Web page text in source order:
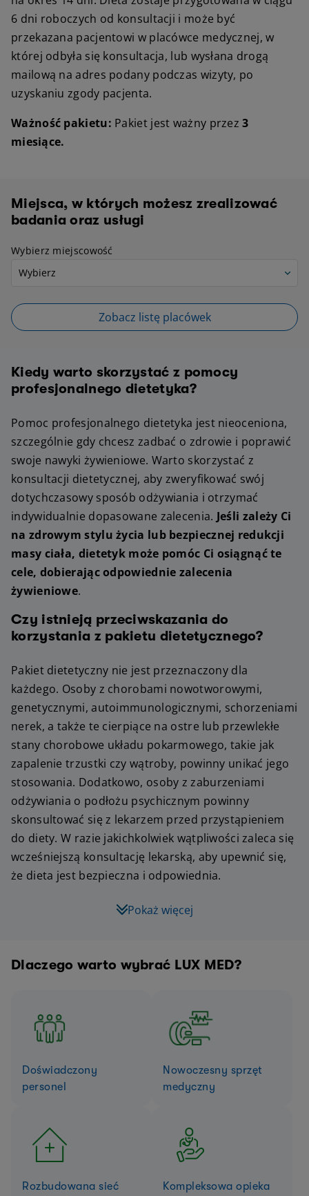
6 dni roboczych od konsultacji i może być
przekazana pacjentowi w placówce medycznej, w
której odbyła się konsultacja, lub wysłana drogą
mailową na adres podany podczas wizyty, po
uzyskaniu zgody pacjenta.
Ważność pakietu: Pakiet jest ważny przez3
miesiące.
Miejsca, w których możesz zrealizować
badania oraz usługi
Wybierz miejscowość
Zobacz listę placówek
Kiedy warto skorzystać z pomocy
profesjonalnego dietetyka?
Pomoc profesjonalnego dietetyka jest nieoceniona,
szczególnie gdy chcesz zadbać o zdrowie i poprawić
swoje nawyki żywieniowe. Warto skorzystać z
konsultacji dietetycznej, aby zweryfikować swój
dotychczasowy sposób odżywiania i otrzymać
indywidualnie dopasowane zalecenia. Jeśli zależy Ci
na zdrowym stylu życia lub bezpiecznej redukcji
masy ciała, dietetyk może pomóc Ci osiągnąć te
cele, dobierając odpowiednie zalecenia
żywieniowe.
Czy istnieją przeciwskazania do
korzystania z pakietu dietetycznego?
Pakiet dietetyczny nie jest przeznaczony dla
każdego. Osoby z chorobami nowotworowymi,
genetycznymi, autoimmunologicznymi, schorzeniami
nerek, a także te cierpiące na ostre lub przewlekłe
stany chorobowe układu pokarmowego, takie jak
zapalenie trzustki czy wątroby, powinny unikać jego
stosowania. Dodatkowo, osoby z zaburzeniami
odżywiania o podłożu psychicznym powinny
skonsultować się z lekarzem przed przystąpieniem
do diety. W razie jakichkolwiek wątpliwości zaleca się
wcześniejszą konsultację lekarską, aby upewnić się,
że dieta jest bezpieczna i odpowiednia.
Pokaż więcej
Dlaczego warto wybrać LUX MED?
Doświadczony
personel
Nowoczesny sprzęt
medyczny
Rozbudowana sieć
Kompleksowa opieka